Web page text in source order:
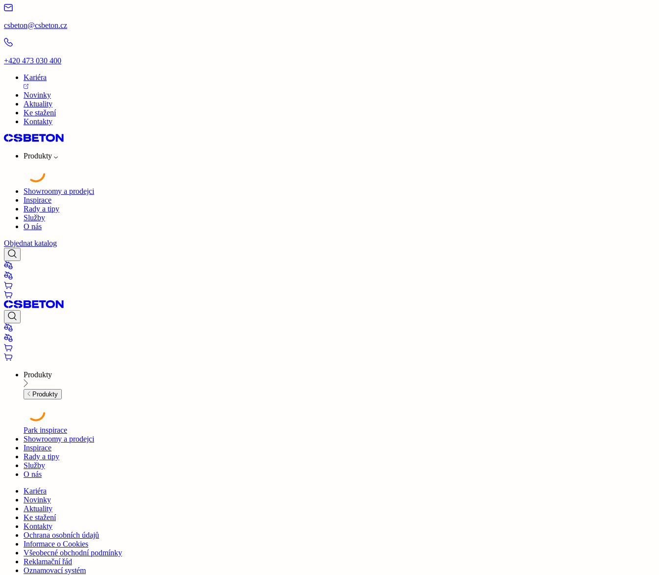
csbeton@csbeton.cz
+420 473 030 400
Kariéra
Novinky
Aktuality
Ke stažení
Kontakty
Produkty
Showroomy a prodejci
Inspirace
Rady a tipy
Služby
O nás
Objednat katalog
Produkty
Produkty
Park inspirace
Showroomy a prodejci
Inspirace
Rady a tipy
Služby
O nás
Kariéra
Novinky
Aktuality
Ke stažení
Kontakty
Ochrana osobních údajů
Informace o Cookies
Všeobecné obchodní podmínky
Reklamační řád
Oznamovací systém